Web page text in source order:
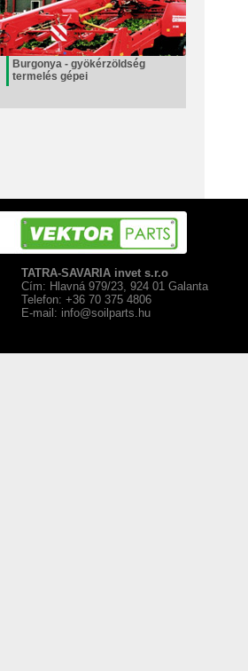
Burgonya - gyökérzöldség
termelés gépei
TATRA-SAVARIA invet s.r.o
Cím: Hlavná 979/23, 924 01 Galanta
Telefon: +36 70 375 4806
E-mail: info@soilparts.hu